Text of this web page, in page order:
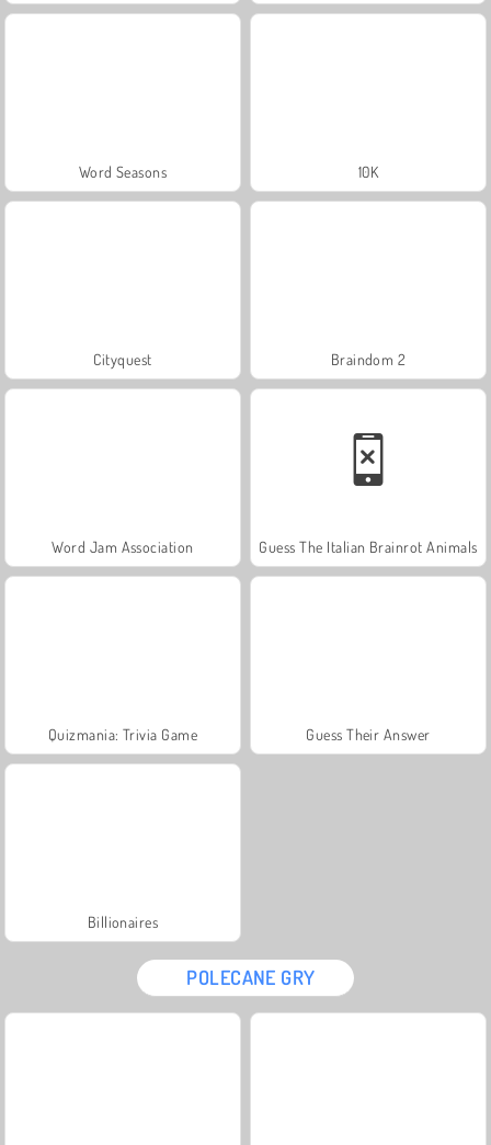
Word Seasons 10K
Cityquest Braindom 2
Word Jam Association Guess The Italian Brainrot Animals
Quizmania: Trivia Game Guess Their Answer
Billionaires
POLECANE GRY